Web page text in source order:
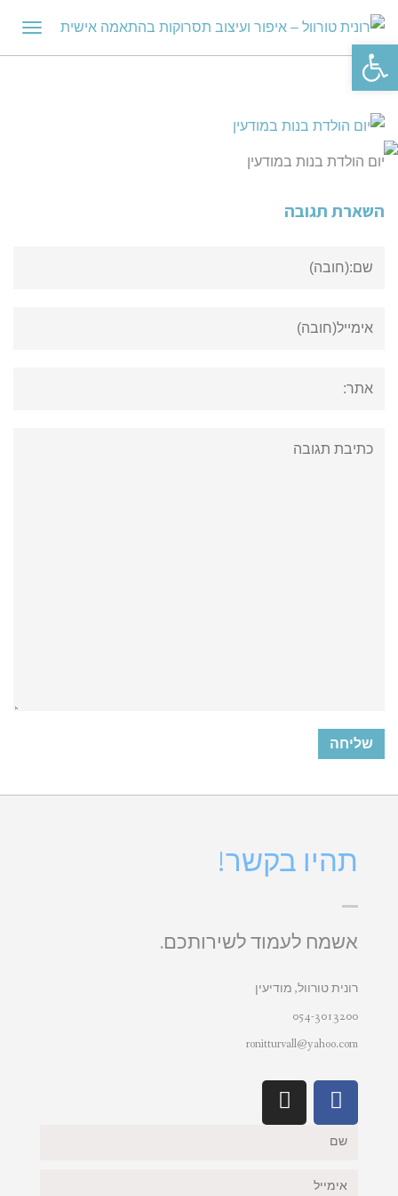
יום הולדת בנות במודעין
השארת תגובה
תהיו בקשר!
אשמח לעמוד לשירותכם.
רונית טורוול, מודיעין
054-3013200
ronitturvall@yahoo.com
פתח סרגל נגישות